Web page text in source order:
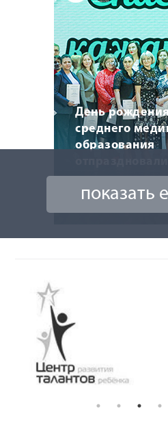
День
среднего
образования
22 мая 2026
показать